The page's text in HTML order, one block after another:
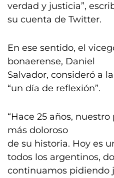
verdad y justicia”,
su cuenta de Twitter.
En ese sentido, el
bonaerense, Daniel
Salvador, consideró a
“un día de reflexión”.
“Hace 25 años,
más doloroso
de su historia. Hoy es
todos los argentinos,
continuamos pidiendo